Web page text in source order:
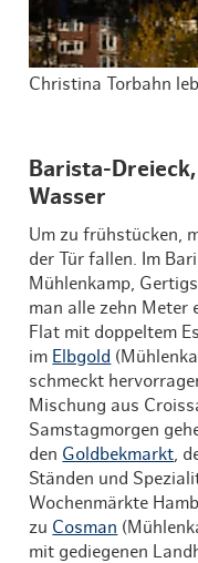
Christina Torbahn
Barista-
Wasser
Um zu frühstücken,
der Tür fallen. Im
Mühlenkamp,
man alle zehn Meter
Flat mit doppeltem
im Elbgold
schmeckt
Mischung aus
Samstagmorgen
den Goldbekmarkt,
Ständen und
Wochenmärkte
zu Cosman
mit gediegenen